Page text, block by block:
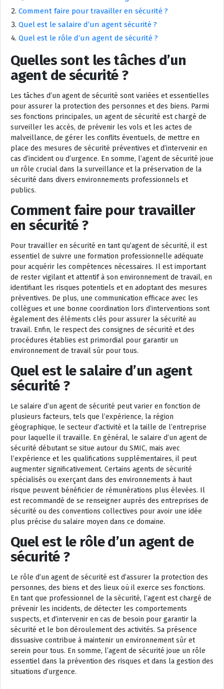
Comment faire pour travailler en sécurité ?
Quel est le salaire d’un agent sécurité ?
Quel est le rôle d’un agent de sécurité ?
Quelles sont les tâches d’un
agent de sécurité ?
Les tâches d’un agent de sécurité sont variées et essentielles
pour assurer la protection des personnes et des biens. Parmi
ses fonctions principales, un agent de sécurité est chargé de
surveiller les accès, de prévenir les vols et les actes de
malveillance, de gérer les conflits éventuels, de mettre en
place des mesures de sécurité préventives et d’intervenir en
cas d’incident ou d’urgence. En somme, l’agent de sécurité joue
un rôle crucial dans la surveillance et la préservation de la
sécurité dans divers environnements professionnels et
publics.
Comment faire pour travailler
en sécurité ?
Pour travailler en sécurité en tant qu’agent de sécurité, il est
essentiel de suivre une formation professionnelle adéquate
pour acquérir les compétences nécessaires. Il est important
de rester vigilant et attentif à son environnement de travail, en
identifiant les risques potentiels et en adoptant des mesures
préventives. De plus, une communication efficace avec les
collègues et une bonne coordination lors d’interventions sont
également des éléments clés pour assurer la sécurité au
travail. Enfin, le respect des consignes de sécurité et des
procédures établies est primordial pour garantir un
environnement de travail sûr pour tous.
Quel est le salaire d’un agent
sécurité ?
Le salaire d’un agent de sécurité peut varier en fonction de
plusieurs facteurs, tels que l’expérience, la région
géographique, le secteur d’activité et la taille de l’entreprise
pour laquelle il travaille. En général, le salaire d’un agent de
sécurité débutant se situe autour du SMIC, mais avec
l’expérience et les qualifications supplémentaires, il peut
augmenter significativement. Certains agents de sécurité
spécialisés ou exerçant dans des environnements à haut
risque peuvent bénéficier de rémunérations plus élevées. Il
est recommandé de se renseigner auprès des entreprises de
sécurité ou des conventions collectives pour avoir une idée
plus précise du salaire moyen dans ce domaine.
Quel est le rôle d’un agent de
sécurité ?
Le rôle d’un agent de sécurité est d’assurer la protection des
personnes, des biens et des lieux où il exerce ses fonctions.
En tant que professionnel de la sécurité, l’agent est chargé de
prévenir les incidents, de détecter les comportements
suspects, et d’intervenir en cas de besoin pour garantir la
sécurité et le bon déroulement des activités. Sa présence
dissuasive contribue à maintenir un environnement sûr et
serein pour tous. En somme, l’agent de sécurité joue un rôle
essentiel dans la prévention des risques et dans la gestion des
situations d’urgence.